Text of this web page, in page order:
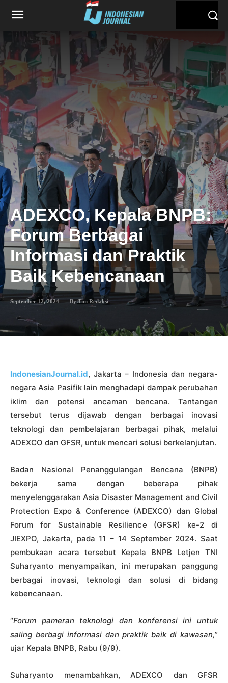
ADEXCO, Kepala BNPB:
Forum Berbagai
Informasi dan Praktik
Baik Kebencanaan
September 12, 2024 By Tim Redaksi
IndonesianJournal.id, Jakarta – Indonesia dan negara-
negara Asia Pasifik lain menghadapi dampak perubahan
iklim dan potensi ancaman bencana. Tantangan
tersebut terus dijawab dengan berbagai inovasi
teknologi dan pembelajaran berbagai pihak, melalui
ADEXCO dan GFSR, untuk mencari solusi berkelanjutan.
Badan Nasional Penanggulangan Bencana (BNPB)
bekerja sama dengan beberapa pihak
menyelenggarakan Asia Disaster Management and Civil
Protection Expo & Conference (ADEXCO) dan Global
Forum for Sustainable Resilience (GFSR) ke-2 di
JIEXPO, Jakarta, pada 11 – 14 September 2024. Saat
pembukaan acara tersebut Kepala BNPB Letjen TNI
Suharyanto menyampaikan, ini merupakan panggung
berbagai inovasi, teknologi dan solusi di bidang
kebencanaan.
“Forum pameran teknologi dan konferensi ini untuk
saling berbagi informasi dan praktik baik di kawasan,”
ujar Kepala BNPB, Rabu (9/9).
Suharyanto menambahkan, ADEXCO dan GFSR